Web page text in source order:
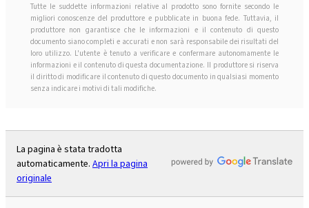
Tutte le suddette informazioni relative al prodotto sono fornite secondo le
migliori conoscenze del produttore e pubblicate in buona fede. Tuttavia, il
produttore non garantisce che le informazioni e il contenuto di questo
documento siano completi e accurati e non sarà responsabile dei risultati del
loro utilizzo. L'utente è tenuto a verificare e confermare autonomamente le
informazioni e il contenuto di questa documentazione. Il produttore si riserva
il diritto di modificare il contenuto di questo documento in qualsiasi momento
senza indicare i motivi di tali modifiche.
La pagina è stata tradotta
automaticamente. Apri la pagina
originale